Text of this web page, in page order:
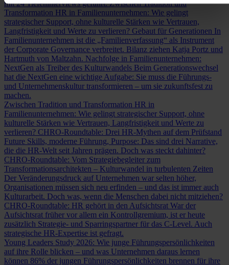
mit 24 Tiefeninterviews geführt.Zwischen Tradition und
Transformation HR in Familienunternehmen: Wie gelingt
strategischer Support, ohne kulturelle Stärken wie Vertrauen,
Langfristigkeit und Werte zu verlieren? Gebaut für Generationen In
Familienunternehmen ist die „Familienverfassung“ als Instrument
der Corporate Governance verbreitet. Bilanz ziehen Katja Portz und
Hartmuth von Maltzahn. Nachfolge in Familienunternehmen:
NextGen als Treiber des Kulturwandels Beim Generationswechsel
hat die NextGen eine wichtige Aufgabe: Sie muss die Führungs-
und Unternehmenskultur transformieren – um sie zukunftsfest zu
machen.
Zwischen Tradition und Transformation HR in
Familienunternehmen: Wie gelingt strategischer Support, ohne
kulturelle Stärken wie Vertrauen, Langfristigkeit und Werte zu
verlieren? CHRO-Roundtable: Drei HR-Mythen auf dem Prüfstand
Future Skills, moderne Führung, Purpose: Das sind drei Narrative,
die die HR-Welt seit Jahren prägen. Doch was steckt dahinter?
CHRO-Roundtable: Vom Strategiebegleiter zum
Transformationsarchitekten – Kulturwandel in turbulenten Zeiten
Der Veränderungsdruck auf Unternehmen war selten höher,
Organisationen müssen sich neu erfinden – und das ist immer auch
Kulturarbeit. Doch was, wenn die Menschen dabei nicht mitziehen?
CHRO-Roundtable: HR gehört in den Aufsichtsrat War der
Aufsichtsrat früher vor allem ein Kontrollgremium, ist er heute
zusätzlich Strategie- und Sparringspartner für das C-Level. Auch
strategische HR-Expertise ist gefragt.
Young Leaders Study 2026: Wie junge Führungspersönlichkeiten
auf ihre Rolle blicken – und was Unternehmen daraus lernen
können 86% der jungen Führungspersönlichkeiten brennen für ihre